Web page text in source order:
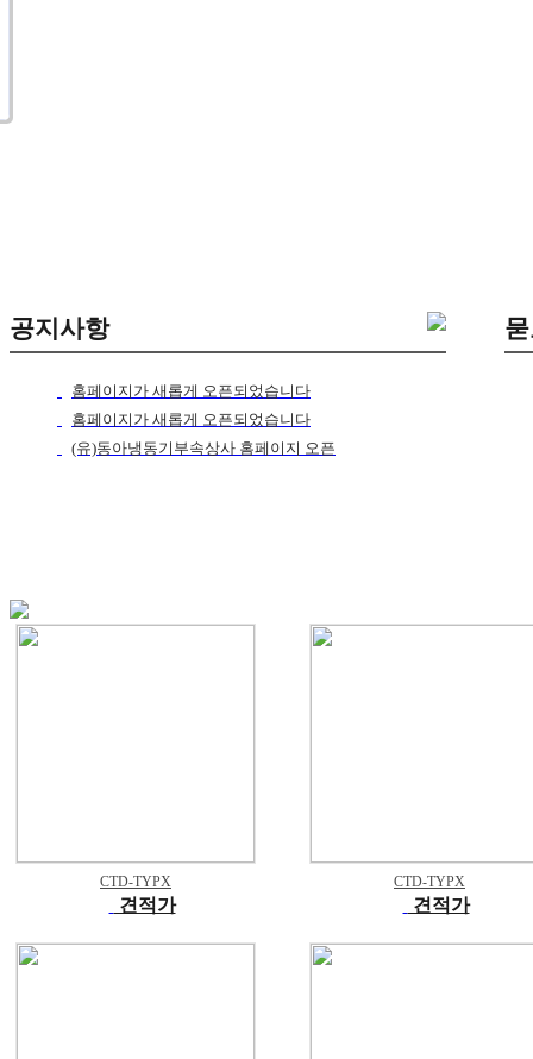
공지사항
홈페이지가 새롭게 오픈되었습니다
홈페이지가 새롭게 오픈되었습니다
(유)동아냉동기부속상사 홈페이지 오픈
CTD-TYPX
견적가
CTD-TYPX
견적가